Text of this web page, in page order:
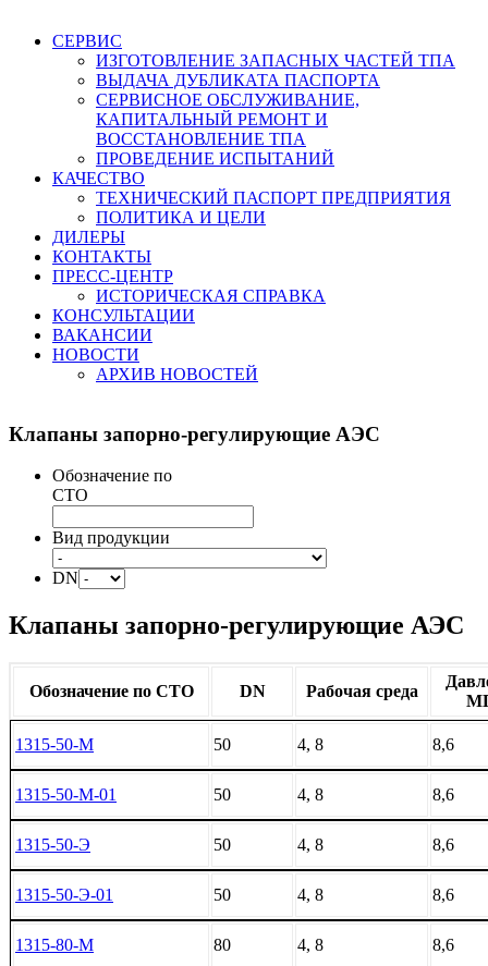
СЕРВИС
ИЗГОТОВЛЕНИЕ ЗАПАСНЫХ ЧАСТЕЙ ТПА
ВЫДАЧА ДУБЛИКАТА ПАСПОРТА
СЕРВИСНОЕ ОБСЛУЖИВАНИЕ,
КАПИТАЛЬНЫЙ РЕМОНТ И
ВОССТАНОВЛЕНИЕ ТПА
ПРОВЕДЕНИЕ ИСПЫТАНИЙ
КАЧЕСТВО
ТЕХНИЧЕСКИЙ ПАСПОРТ ПРЕДПРИЯТИЯ
ПОЛИТИКА И ЦЕЛИ
ДИЛЕРЫ
КОНТАКТЫ
ПРЕСС-ЦЕНТР
ИСТОРИЧЕСКАЯ СПРАВКА
КОНСУЛЬТАЦИИ
ВАКАНСИИ
НОВОСТИ
АРХИВ НОВОСТЕЙ
Клапаны запорно-регулирующие АЭС
Обозначение по
СТО
Вид продукции
DN
Клапаны запорно-регулирующие АЭС
Обозначение по СТО DN Рабочая среда
1315-50-М 50 4, 8 8,6
1315-50-М-01 50 4, 8 8,6
1315-50-Э 50 4, 8 8,6
1315-50-Э-01 50 4, 8 8,6
1315-80-М 80 4, 8 8,6